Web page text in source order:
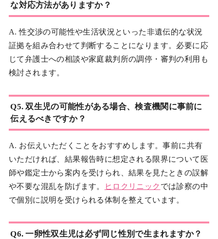
な対応方法がありますか？
A. 性交渉の可能性や生活状況といった非遺伝的な状況
証拠を組み合わせて判断することになります。必要に応
じて弁護士への相談や家庭裁判所の調停・審判の利用も
検討されます。
Q5. 双生児の可能性がある場合、検査機関に事前に
伝えるべきですか？
A. お伝えいただくことをおすすめします。事前に共有
いただければ、結果報告時に想定される限界について医
師や鑑定士から案内を受けられ、結果を見たときの誤解
や不要な混乱を防げます。
ヒロクリニック では診察の中
で個別に説明を受けられる体制を整えています。
Q6. 一卵性双生児は必ず同じ性別で生まれますか？